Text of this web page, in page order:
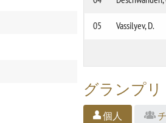
05 Vassilyev, D.
グランプリ
個人